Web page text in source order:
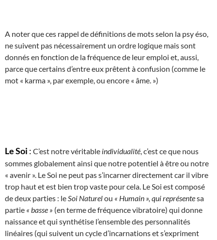
A noter que ces rappel de définitions de mots selon la psy éso,
ne suivent pas nécessairement un ordre logique mais sont
donnés en fonction de la fréquence de leur emploi et, aussi,
parce que certains d’entre eux prêtent à confusion (comme le
mot « karma », par exemple, ou encore « âme. »)
Le Soi : C’est notre véritable individualité , c’est ce que nous
sommes globalement ainsi que notre potentiel à être ou notre
« avenir ». Le Soi ne peut pas s’incarner directement car il vibre
trop haut et est bien trop vaste pour cela. Le Soi est composé
de deux parties : le Soi Naturelou « Humain », qui représentesa
partie « basse » (en terme de fréquence vibratoire) qui donne
naissance et qui synthétise l’ensemble des personnalités
linéaires (qui suivent un cycle d’incarnations et s’expriment